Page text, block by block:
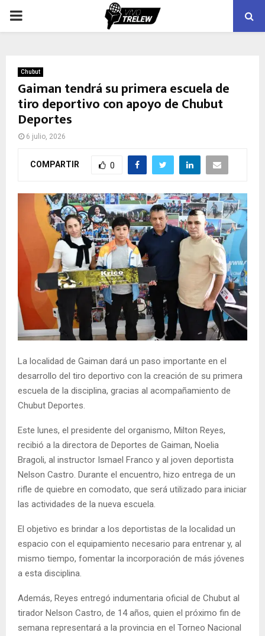
PRIMARY
Chubut
Gaiman tendrá su primera escuela de
tiro deportivo con apoyo de Chubut
Deportes
6 julio, 2026
COMPARTIR 0
La localidad de Gaiman dará un paso importante en el
desarrollo del tiro deportivo con la creación de su primera
escuela de la disciplina, gracias al acompañamiento de
Chubut Deportes.
Este lunes, el presidente del organismo, Milton Reyes,
recibió a la directora de Deportes de Gaiman, Noelia
Bragoli, al instructor Ismael Franco y al joven deportista
Nelson Castro. Durante el encuentro, hizo entrega de un
rifle de quiebre en comodato, que será utilizado para iniciar
las actividades de la nueva escuela.
El objetivo es brindar a los deportistas de la localidad un
espacio con el equipamiento necesario para entrenar y, al
mismo tiempo, fomentar la incorporación de más jóvenes
a esta disciplina.
Además, Reyes entregó indumentaria oficial de Chubut al
tirador Nelson Castro, de 14 años, quien el próximo fin de
semana representará a la provincia en el Torneo Nacional